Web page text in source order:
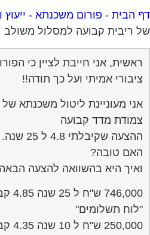
הבית-פורום משכנתא - ייעוץ
ריבית קבועה למסלול משולב
ראשית, אני חייבת לציין כי
ציבורי אמיתי ועל כך תודה!!
צמודת מדד קבועה
ההצעה שקיבלתי 4.8 ל 25 שנה.
האם טובה?
ואיך היא בהשוואה להצעה הבאה:
"לוח תשלומים"
250,000 ש"ח ל 10 שנה 4.35 קבועה, צמודת מדד